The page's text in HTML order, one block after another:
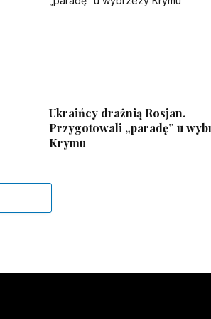
Ukraińcy drażnią Rosjan.
Przygotowali „paradę” u
Krymu